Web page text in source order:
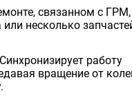
связанном с ГРМ,
несколько
работу
вращение от